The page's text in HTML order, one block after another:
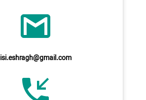
isi.eshragh@gmail.com